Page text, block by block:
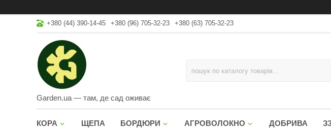
+380 (44) 390-14-45 +380 (96) 705-32-23 +380 (63) 705-32-23
Garden.ua — там, де сад оживає
КОРА ЩЕПА БОРДЮРИ АГРОВОЛОКНО ДОБРИВА